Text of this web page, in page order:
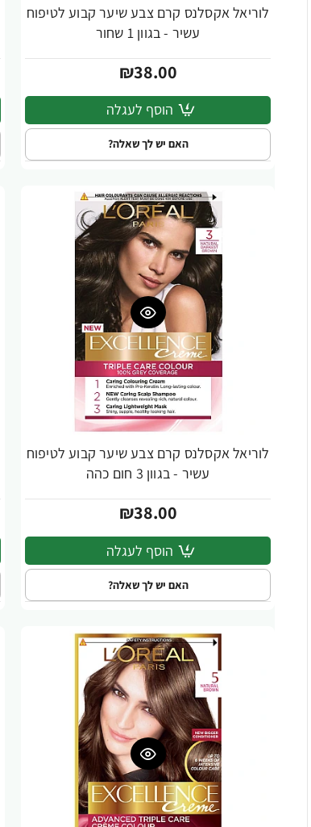
לוריאל אקסלנס קרם צבע שיער קבוע לטיפוח
עשיר - בגוון 1 שחור
₪38.00
הוסף לעגלה
האם יש לך שאלה?
לוריאל אקסלנס קרם צבע שיער קבוע לטיפוח
עשיר - בגוון 3 חום כהה
₪38.00
הוסף לעגלה
האם יש לך שאלה?